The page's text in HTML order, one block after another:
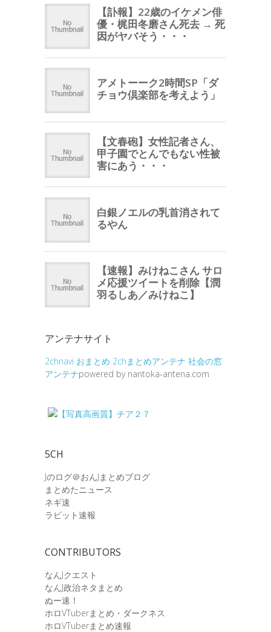
アンテナサイト
2chnavi おまとめ 2chまとめアンテナ 社会の窓
アンテナpowered by nantoka-antena.com
5CH
Jのログ＠おんJまとめブログ
まとめたニュース
ネギ速
ラビット速報
CONTRIBUTORS
なんJクエスト
なんJ政治ネタまとめ
ぬー速！
ホロVTuberまとめ・ダークネス
ホロVTuberまとめ速報